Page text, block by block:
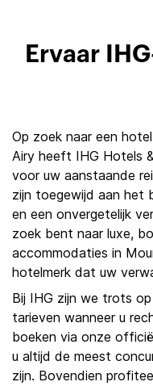
Ervaar
Op zoek naar een
Airy heeft IHG Hotels
voor uw aanstaande
zijn toegewijd aan het
en een onvergetelijk
zoek bent naar luxe,
accommodaties in
hotelmerk dat uw
Bij IHG zijn we trots
tarieven wanneer u
boeken via onze
u altijd de meest
zijn. Bovendien